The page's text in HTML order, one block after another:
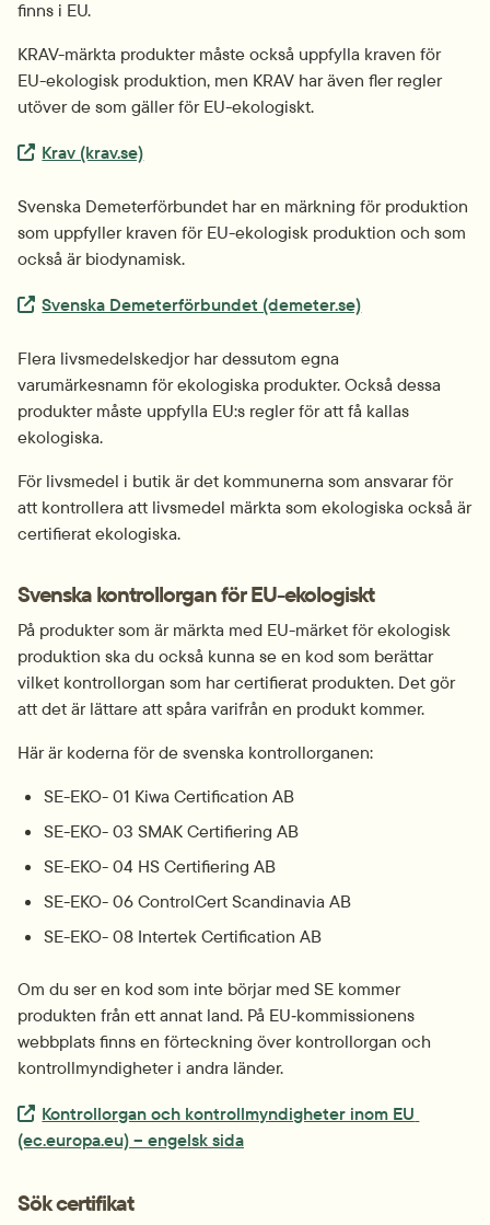
finns i EU.
KRAV-märkta produkter måste också uppfylla kraven för
EU-ekologisk produktion, men KRAV har även fler regler
utöver de som gäller för EU-ekologiskt.
Extern länk.
Krav (krav.se)
Svenska Demeter­förbundet har en märkning för produktion
som uppfyller kraven för EU-ekologisk produktion och som
också är biodynamisk.
Extern länk.
Svenska Demeter­förbundet (demeter.se)
Flera livsmedels­kedjor har dessutom egna
varumärkesnamn för ekologiska produkter. Också dessa
produkter måste uppfylla EU:s regler för att få kallas
ekologiska.
För livsmedel i butik är det kommunerna som ansvarar för
att kontrollera att livsmedel märkta som ekologiska också är
certifierat ekologiska.
Svenska kontrollorgan för EU-ekologiskt
På produkter som är märkta med EU-märket för ekologisk
produktion ska du också kunna se en kod som berättar
vilket kontrollorgan som har certifierat produkten. Det gör
att det är lättare att spåra varifrån en produkt kommer.
Här är koderna för de svenska kontrollorganen:
SE-EKO- 01 Kiwa Certification AB
SE-EKO- 03 SMAK Certifiering AB
SE-EKO- 04 HS Certifiering AB
SE-EKO- 06 ControlCert Scandinavia AB
SE-EKO- 08 Intertek Certification AB
Om du ser en kod som inte börjar med SE kommer
produkten från ett annat land. På EU‑kommissionens
webbplats finns en förteckning över kontrollorgan och
kontroll­myndigheter i andra länder.
Extern länk.
Kontrollorgan och kontroll­myndigheter inom EU
(ec.europa.eu) – engelsk sida
Sök certifikat